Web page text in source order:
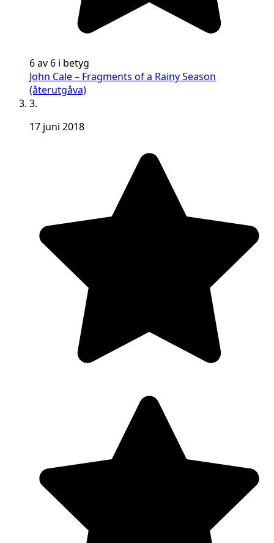
6 av 6 i betyg
John Cale – Fragments of a Rainy Season
(återutgåva)
3.
17 juni 2018